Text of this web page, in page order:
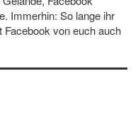
Immerhin: So lange ihr
von euch auch